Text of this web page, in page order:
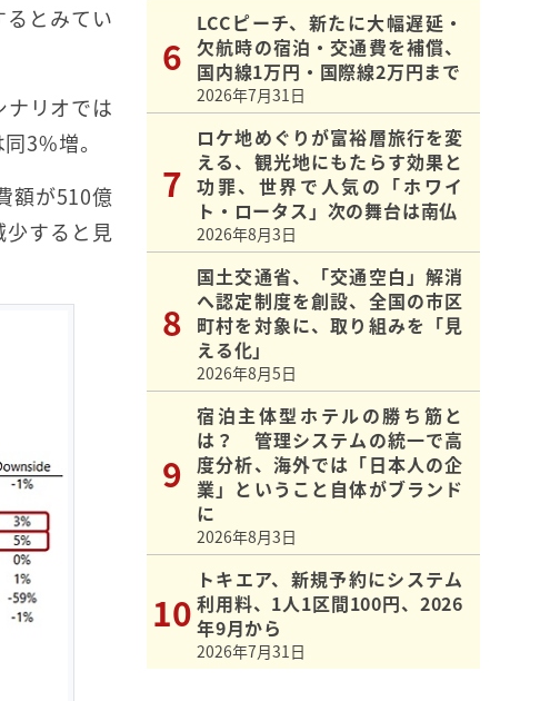
とみてい
リオでは
3%増。
額が510億
すると見
LCCピーチ、新たに大幅遅延・
欠航時の宿泊・交通費を補償、
国内線1万円・国際線2万円まで
2026年7月31日
ロケ地めぐりが富裕層旅行を変
える、観光地にもたらす効果と
功罪、世界で人気の「ホワイ
ト・ロータス」次の舞台は南仏
2026年8月3日
国土交通省、「交通空白」解消
へ認定制度を創設、全国の市区
町村を対象に、取り組みを「見
える化」
2026年8月5日
宿泊主体型ホテルの勝ち筋と
は？ 管理システムの統一で高
度分析、海外では「日本人の企
業」ということ自体がブランド
に
2026年8月3日
トキエア、新規予約にシステム
利用料、1人1区間100円、2026
年9月から
2026年7月31日